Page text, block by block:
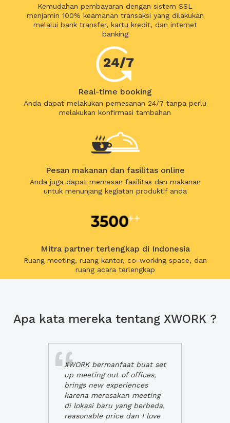
Kemudahan pembayaran dengan sistem SSL
menjamin 100% keamanan transaksi yang dilakukan
melalui bank transfer, kartu kredit, dan internet
banking
Real-time booking
Anda dapat melakukan pemesanan 24/7 tanpa perlu
melakukan konfirmasi tambahan
Pesan makanan dan fasilitas online
Anda juga dapat memesan fasilitas dan makanan
untuk menunjang kegiatan produktif anda
Mitra partner terlengkap di Indonesia
Ruang meeting, ruang kantor, co-working space, dan
ruang acara terlengkap
Apa kata mereka tentang XWORK ?
XWORK bermanfaat buat set
up meeting out of offices,
brings new experiences
karena merasakan meeting
di lokasi baru yang berbeda,
reasonable price dan I love